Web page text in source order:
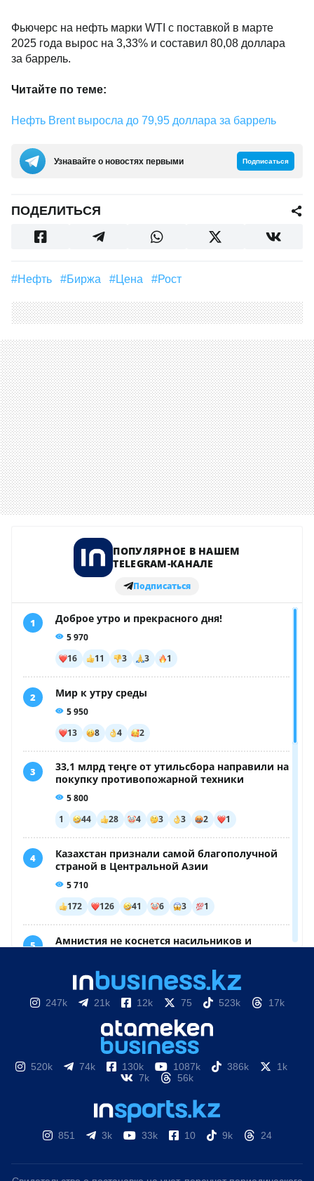
Фьючерс на нефть марки WTI с поставкой в марте
2025 года вырос на 3,33% и составил 80,08 доллара
за баррель.
Читайте по теме:
Нефть Brent выросла до 79,95 доллара за баррель
Узнавайте о новостях первыми Подписаться
ПОДЕЛИТЬСЯ
#Нефть #биржа #Цена #рост
247k 21k 12k 75 523k 17k
520k 74k 130k 1087k 386k
1k
7k
56k
851 3k 33k 10 9k 24